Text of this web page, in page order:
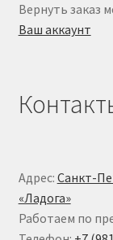
Вернуть заказ
Ваш аккаунт
Адрес: Санкт-
«Ладога»
Работаем по